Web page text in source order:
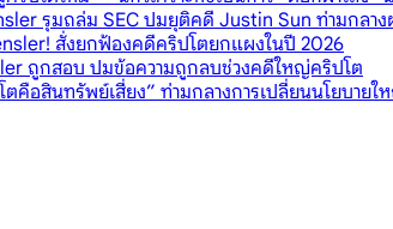
รุมถล่ม SEC ปมยุติคดี Justin Sun ท่ามกลา
สั่งยกฟ้องคดีคริปโตยกแผงในปี 2026
ถูกสอบ ปมข้อความถูกลบช่วงคดีใหญ่คริปโต
คือสินทรัพย์เสี่ยง” ท่ามกลางการเปลี่ยนนโยบายใ